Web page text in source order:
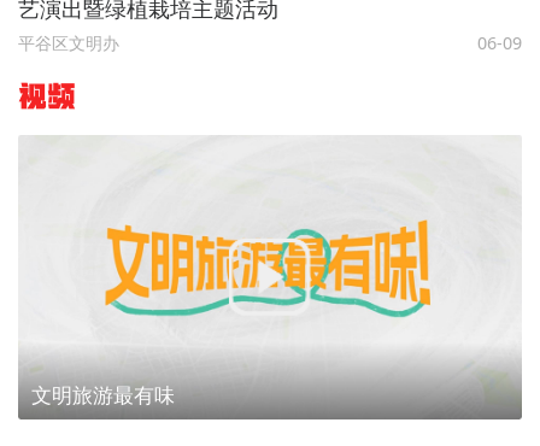
艺演出暨绿植栽培主题活动
平谷区文明办 06-09
视频
文明旅游最有味